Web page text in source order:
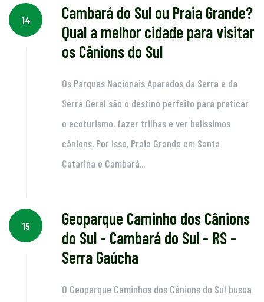
14
Cambará do Sul ou Praia Grande?
Qual a melhor cidade para visitar
os Cânions do Sul
Os Parques Nacionais Aparados da Serra e da
Serra Geral são o destino perfeito para praticar
o ecoturismo, fazer trilhas e ver belíssimos
cânions. Por isso, Praia Grande em Santa
Catarina e Cambará...
15
Geoparque Caminho dos Cânions
do Sul - Cambará do Sul - RS -
Serra Gaúcha
O Geoparque Caminhos dos Cânions do Sul busca